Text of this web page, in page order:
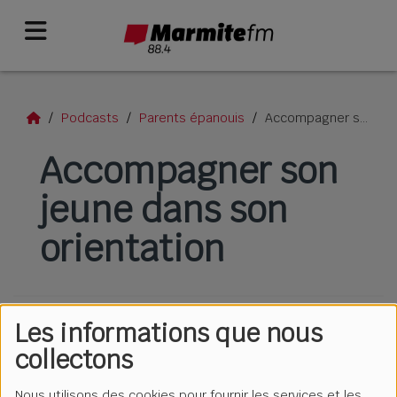
Les informations que nous
collectons
Podcasts Parents épanouis Accompagner son jeune dans son orientation
Accompagner son
jeune dans son
orientation